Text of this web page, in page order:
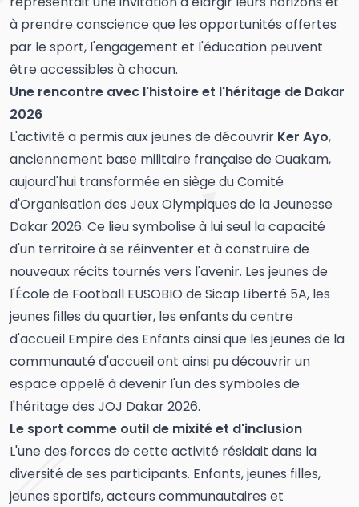
à prendre conscience que les opportunités offertes
par le sport, l'engagement et l'éducation peuvent
être accessibles à chacun.
Une rencontre avec l'histoire et l'héritage de Dakar
2026
L'activité a permis aux jeunes de découvrir Ker Ayo,
anciennement base militaire française de Ouakam,
aujourd'hui transformée en siège du Comité
d'Organisation des Jeux Olympiques de la Jeunesse
Dakar 2026. Ce lieu symbolise à lui seul la capacité
d'un territoire à se réinventer et à construire de
nouveaux récits tournés vers l'avenir. Les jeunes de
l'École de Football EUSOBIO de Sicap Liberté 5A, les
jeunes filles du quartier, les enfants du centre
d'accueil Empire des Enfants ainsi que les jeunes de la
communauté d'accueil ont ainsi pu découvrir un
espace appelé à devenir l'un des symboles de
l'héritage des JOJ Dakar 2026.
Le sport comme outil de mixité et d'inclusion
L'une des forces de cette activité résidait dans la
diversité de ses participants. Enfants, jeunes filles,
jeunes sportifs, acteurs communautaires et